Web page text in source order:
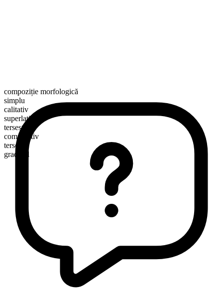
compoziție morfologică
simplu
calitativ
superlativ
tersest
comparativ
terser
gradabil